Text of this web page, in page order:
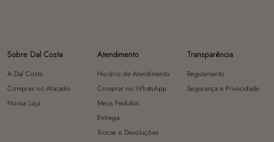
Sobre Dal Costa
A Dal Costa
Compras no Atacado
Nossa Loja
Atendimento
Horário de Atendimento
Comprar no WhatsApp
Meus Pedidos
Entrega
Trocas e Devoluções
Transparência
Regulamento
Segurança e Privacidade